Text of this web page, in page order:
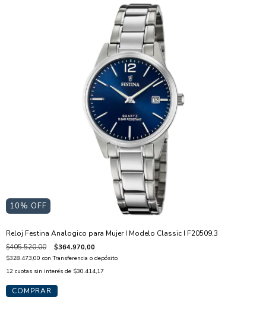
10% OFF
Reloj Festina Analogico para Mujer I Modelo Classic I F20509.3
$405.520,00 $364.970,00
$328.473,00 con Transferencia o depósito
12 cuotas sin interés de $30.414,17